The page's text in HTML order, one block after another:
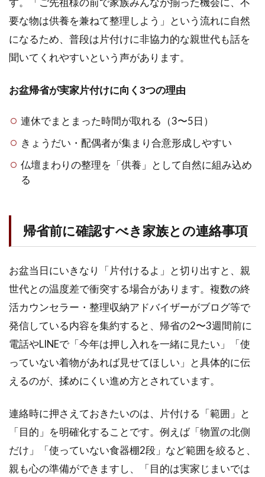
進め
られ
付け
の目
1.5
け中
に出
てく
には
惜し
い
の対
処法
2
実
家
片
付
で
た
品
を
買
取
に
要な物は供養を兼ねて整理しよう」という流れに自然
になるため、普段は片付けに非協力的な親世代も話を
聞いてくれやすいという声があります。
お盆帰省が実家片付けに向く3つの理由
連休でまとまった時間が取れる（3〜5日）
きょうだい・配偶者が集まり合意形成しやすい
仏壇まわりの整理を「供養」として自然に組み込め
る
帰省前に確認すべき家族との連絡事項
お盆当日にいきなり「片付けるよ」と切り出すと、親
世代との温度差で衝突する場合があります。複数の終
活カウンセラー・整理収納アドバイザーがブログ等で
発信している内容を集約すると、帰省の2〜3週間前に
電話やLINEで「今年は押し入れを一緒に見たい」「使
っていない着物があれば見せてほしい」と具体的に伝
えるのが、揉めにくい進め方とされています。
連絡時に押さえておきたいのは、片付ける「範囲」と
「目的」を明確化することです。例えば「物置の北側
だけ」「使っていない食器棚2段」など範囲を絞ると、
親も心の準備ができますし、「目的は実家じまいでは